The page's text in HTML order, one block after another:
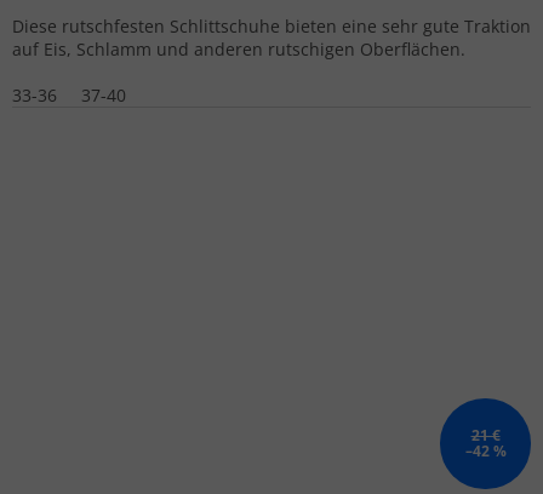
Diese rutschfesten Schlittschuhe bieten eine sehr gute Traktion
auf Eis, Schlamm und anderen rutschigen Oberflächen.
33-36
37-40
21 €
–42 %